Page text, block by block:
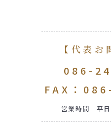
【代表お
086-
FAX：
営業時間 平